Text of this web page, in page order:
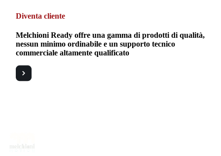
Diventa cliente
Melchioni Ready offre una gamma di prodotti di qualità,
nessun minimo ordinabile e un supporto tecnico
commerciale altamente qualificato